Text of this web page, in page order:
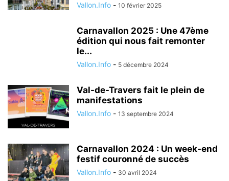
Vallon.Info - 10 février 2025
Carnavallon 2025 : Une 47ème
édition qui nous fait remonter
le...
Vallon.Info - 5 décembre 2024
Val-de-Travers fait le plein de
manifestations
Vallon.Info - 13 septembre 2024
Carnavallon 2024 : Un week-end
festif couronné de succès
Vallon.Info - 30 avril 2024